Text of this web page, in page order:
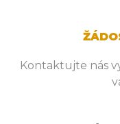
Kontaktujte nás